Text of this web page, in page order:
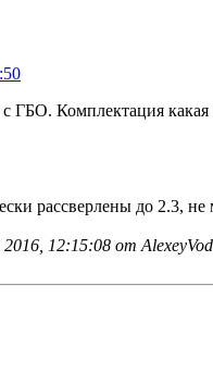
с ГБО. Комплектация какая
рассверлены до 2.3,
12:15:08 от